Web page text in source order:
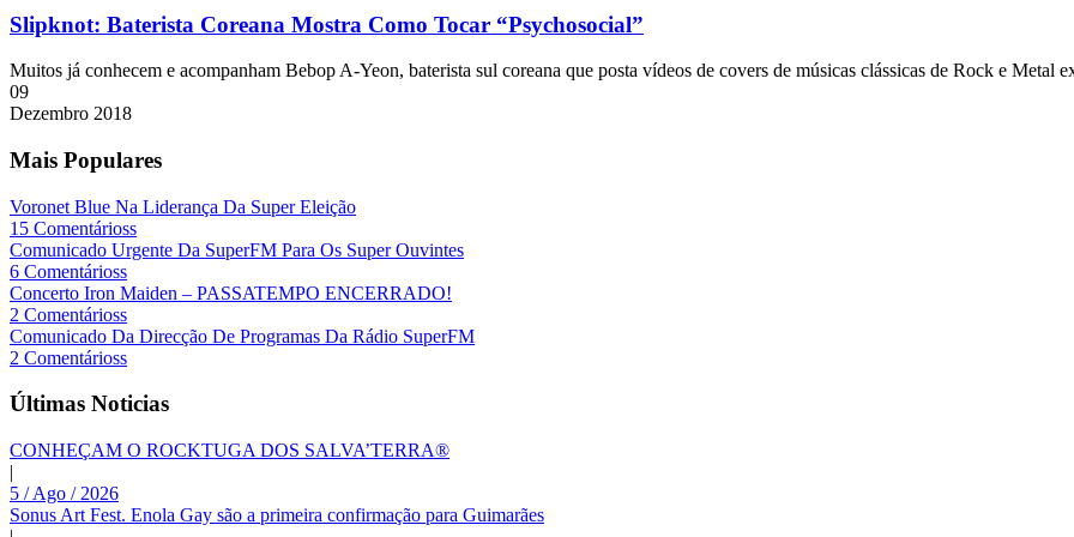
Slipknot: Baterista Coreana Mostra Como Tocar “Psychosocial”
Muitos já conhecem e acompanham Bebop A-Yeon, baterista sul coreana que posta vídeos de covers de músicas clássicas de Rock e Metal
09
Dezembro 2018
Mais Populares
Voronet Blue Na Liderança Da Super Eleição
15 Comentárioss
Comunicado Urgente Da SuperFM Para Os Super Ouvintes
6 Comentárioss
Concerto Iron Maiden – PASSATEMPO ENCERRADO!
2 Comentárioss
Comunicado Da Direcção De Programas Da Rádio SuperFM
2 Comentárioss
Últimas Noticias
CONHEÇAM O ROCKTUGA DOS SALVA’TERRA®
|
5 / Ago / 2026
Sonus Art Fest. Enola Gay são a primeira confirmação para Guimarães